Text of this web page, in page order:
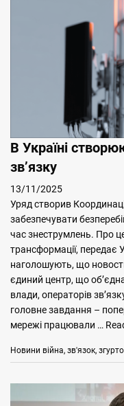
В Україні
звʼязку
13/11/2025
Уряд створив
забезпечувати
час знеструмлень. Про
трансформації, передає
наголошують, що
єдиний центр, що
влади, операторів
головне завдання –
мережі працювали …
Categories
Новини Tags
війна, зв'язок,